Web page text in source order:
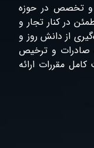
و تخصص در حوزه
در کنار تجار و
از دانش روز و
صادرات و ترخیص
مقررات ارائه